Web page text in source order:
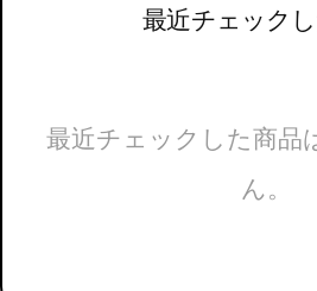
最近チェック
最近チェックした商品
ん。